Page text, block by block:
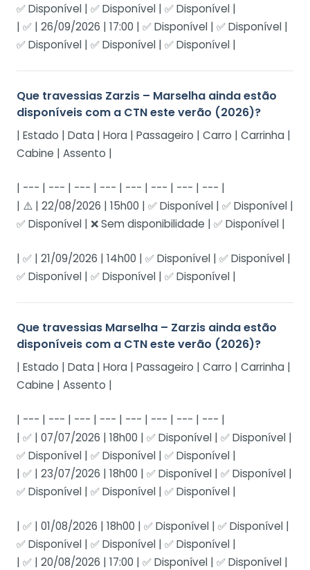
✅ Disponível | ✅ Disponível | ✅ Disponível |
| ✅ | 26/09/2026 | 17:00 | ✅ Disponível | ✅ Disponível |
✅ Disponível | ✅ Disponível | ✅ Disponível |
Que travessias Zarzis – Marselha ainda estão
disponíveis com a CTN este verão (2026)?
| Estado | Data | Hora | Passageiro | Carro | Carrinha |
Cabine | Assento |
| --- | --- | --- | --- | --- | --- | --- | --- |
| ⚠️ | 22/08/2026 | 15h00 | ✅ Disponível | ✅ Disponível |
✅ Disponível | ❌ Sem disponibilidade | ✅ Disponível |
| ✅ | 21/09/2026 | 14h00 | ✅ Disponível | ✅ Disponível |
✅ Disponível | ✅ Disponível | ✅ Disponível |
Que travessias Marselha – Zarzis ainda estão
disponíveis com a CTN este verão (2026)?
| Estado | Data | Hora | Passageiro | Carro | Carrinha |
Cabine | Assento |
| --- | --- | --- | --- | --- | --- | --- | --- |
| ✅ | 07/07/2026 | 18h00 | ✅ Disponível | ✅ Disponível |
✅ Disponível | ✅ Disponível | ✅ Disponível |
| ✅ | 23/07/2026 | 18h00 | ✅ Disponível | ✅ Disponível |
✅ Disponível | ✅ Disponível | ✅ Disponível |
| ✅ | 01/08/2026 | 18h00 | ✅ Disponível | ✅ Disponível |
✅ Disponível | ✅ Disponível | ✅ Disponível |
| ✅ | 20/08/2026 | 17:00 | ✅ Disponível | ✅ Disponível |